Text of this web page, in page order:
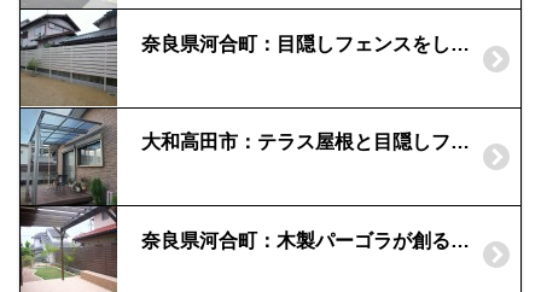
奈良県河合町：目隠しフェンスをしてほしい！｜白い木目、エバーアートウッド「タカショー」
大和高田市：テラス屋根と目隠しフェンスで快適なお庭
奈良県河合町：木製パーゴラが創る空間｜エバーアートウッドの目隠し